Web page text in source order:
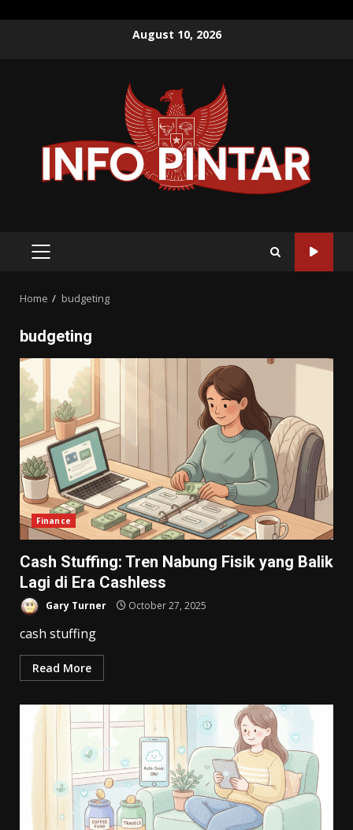
August 10, 2026
PRIMARY
Home budgeting
budgeting
Finance
Cash Stuffing: Tren Nabung Fisik yang Balik
Lagi di Era Cashless
Gary Turner October 27, 2025
cash stuffing
Read More